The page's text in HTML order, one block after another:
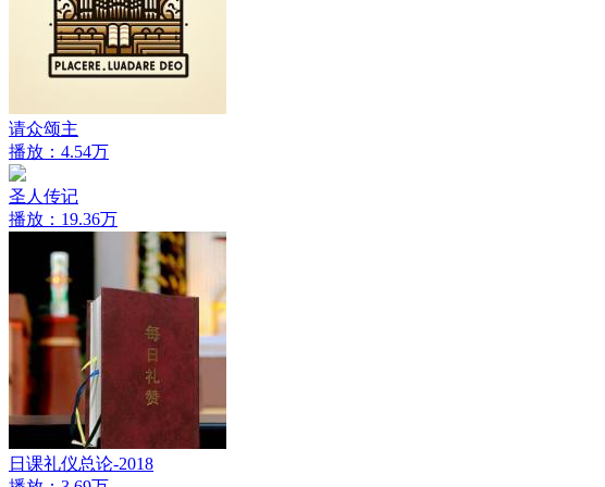
请众颂主
播放：4.54万
圣人传记
播放：19.36万
日课礼仪总论-2018